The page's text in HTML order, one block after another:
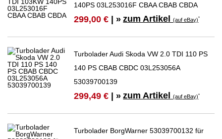
140PS 03L253016F CBAA CBAB CBDA
299,00 € | » zum Artikel(auf eBay)*
Turbolader Audi Skoda VW 2.0 TDI 110 PS
140 PS CBAB CBDC 03L253056A
53039700139
299,49 € | » zum Artikel(auf eBay)*
Turbolader BorgWarner 53039700132 für